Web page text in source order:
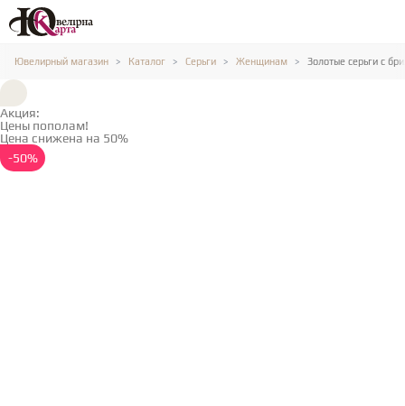
Ювелирный магазин Каталог Серьги Женщинам Золотые серьги с
Акция:
Цены пополам!
Цена снижена на 50%
-50%